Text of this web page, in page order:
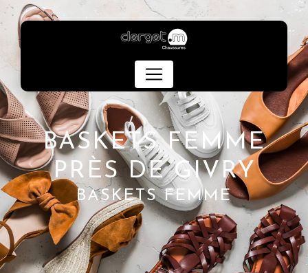
BASKETS FEMME
PRÈS DE GIVRY
BASKETS FEMME
Panneau de gestion des cookies